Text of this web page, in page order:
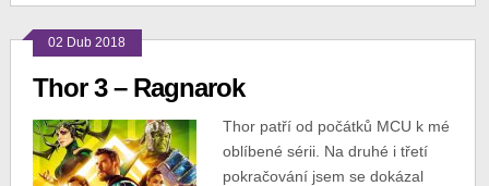
02 Dub 2018
Thor 3 – Ragnarok
Thor patří od počátků MCU k mé
oblíbené sérii. Na druhé i třetí
pokračování jsem se dokázal